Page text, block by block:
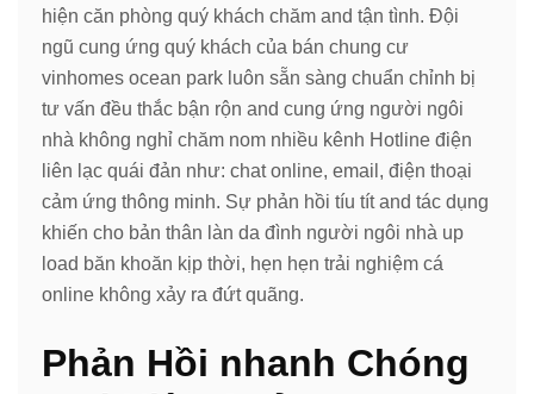
hiện căn phòng quý khách chăm and tận tình. Đội
ngũ cung ứng quý khách của bán chung cư
vinhomes ocean park luôn sẵn sàng chuẩn chỉnh bị
tư vấn đều thắc bận rộn and cung ứng người ngôi
nhà không nghỉ chăm nom nhiều kênh Hotline điện
liên lạc quái đản như: chat online, email, điện thoại
cảm ứng thông minh. Sự phản hồi tíu tít and tác dụng
khiến cho bản thân làn da đình người ngôi nhà up
load băn khoăn kịp thời, hẹn hẹn trải nghiệm cá
online không xảy ra đứt quãng.
Phản Hồi nhanh Chóng